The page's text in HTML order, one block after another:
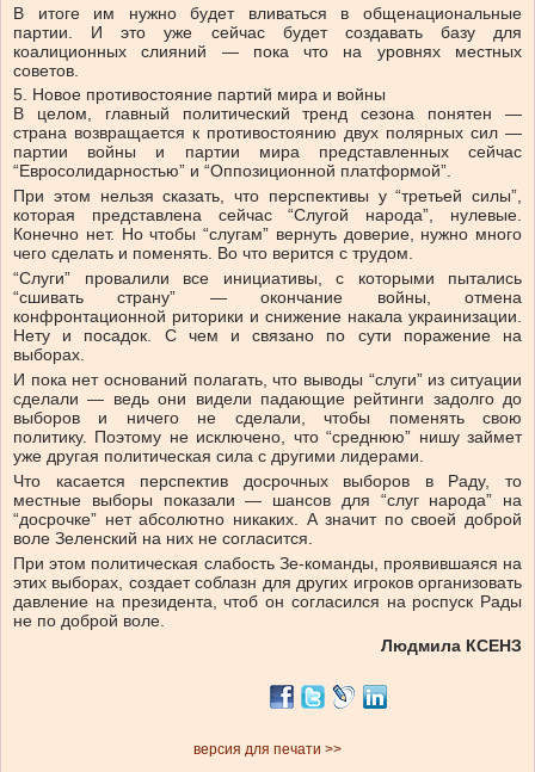
В итоге им нужно будет вливаться в общенациональные
партии. И это уже сейчас будет создавать базу для
коалиционных слияний — пока что на уровнях местных
советов.
5. Новое противостояние партий мира и войны
В целом, главный политический тренд сезона понятен —
страна возвращается к противостоянию двух полярных сил —
партии войны и партии мира представленных сейчас
“Евросолидарностью” и “Оппозиционной платформой”.
При этом нельзя сказать, что перспективы у “третьей силы”,
которая представлена сейчас “Слугой народа”, нулевые.
Конечно нет. Но чтобы “слугам” вернуть доверие, нужно много
чего сделать и поменять. Во что верится с трудом.
“Слуги” провалили все инициативы, с которыми пытались
“сшивать страну” — окончание войны, отмена
конфронтационной риторики и снижение накала украинизации.
Нету и посадок. С чем и связано по сути поражение на
выборах.
И пока нет оснований полагать, что выводы “слуги” из ситуации
сделали — ведь они видели падающие рейтинги задолго до
выборов и ничего не сделали, чтобы поменять свою
политику. Поэтому не исключено, что “среднюю” нишу займет
уже другая политическая сила с другими лидерами.
Что касается перспектив досрочных выборов в Раду, то
местные выборы показали — шансов для “слуг народа” на
“досрочке” нет абсолютно никаких. А значит по своей доброй
воле Зеленский на них не согласится.
При этом политическая слабость Зе-команды, проявившаяся на
этих выборах, создает соблазн для других игроков организовать
давление на президента, чтоб он согласился на роспуск Рады
не по доброй воле.
Людмила КСЕНЗ
версия для печати >>